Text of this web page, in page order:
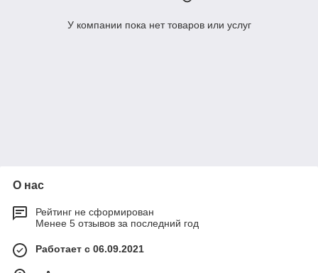
У компании пока нет товаров или услуг
О нас
Рейтинг не сформирован
Менее 5 отзывов за последний год
Работает с 06.09.2021